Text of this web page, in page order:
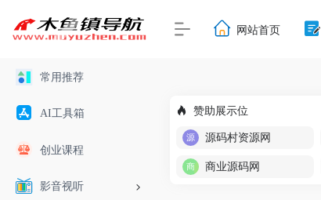
常用推荐
AI工具箱
创业课程
影音视听
网站首页
赞助展示位
源码村资源网
商业源码网